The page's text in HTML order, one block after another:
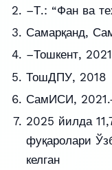
–Т.: “Фан ва
Самарқанд,
–Тошкент, 2021
ТошДПУ, 2018
СамИСИ,
2025 йилда
фуқаролари
келган